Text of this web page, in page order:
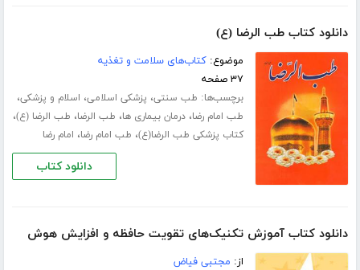
دانلود کتاب طب الرضا (ع)
موضوع:کتاب‌های سلامت و تغذیه
۳۷ صفحه
برچسب‌ها: طب سنتی، پزشکی اسلامی، اسلام و پزشکی،
طب امام رضا،درمان بیماری ها، طب الرضا، طب الرضا (ع)،
کتاب پزشکی طب الرضا(ع)، طب امام رضا، امام رضا
دانلود کتاب
دانلود کتاب آموزش تکنیک‌های تقویت حافظه و افزایش هوش
از: مجتبی فیاض